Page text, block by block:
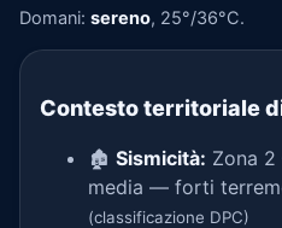
Domani: sereno, 25°/36°C.
Contesto territoriale
🏚️ Sismicità: Zona
media — forti
(classificazione DPC)